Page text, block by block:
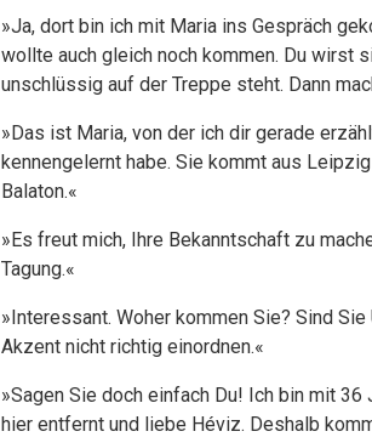
»Ja, dort bin ich mit Maria ins Gespräch
wollte auch gleich noch kommen. Du wirst
unschlüssig auf der Treppe steht. Dann
»Das ist Maria, von der ich dir gerade
kennengelernt habe. Sie kommt aus
Balaton.«
»Es freut mich, Ihre Bekanntschaft zu
Tagung.«
»Interessant. Woher kommen Sie? Sind
Akzent nicht richtig einordnen.«
»Sagen Sie doch einfach Du! Ich bin mit
hier entfernt und liebe Héviz. Deshalb